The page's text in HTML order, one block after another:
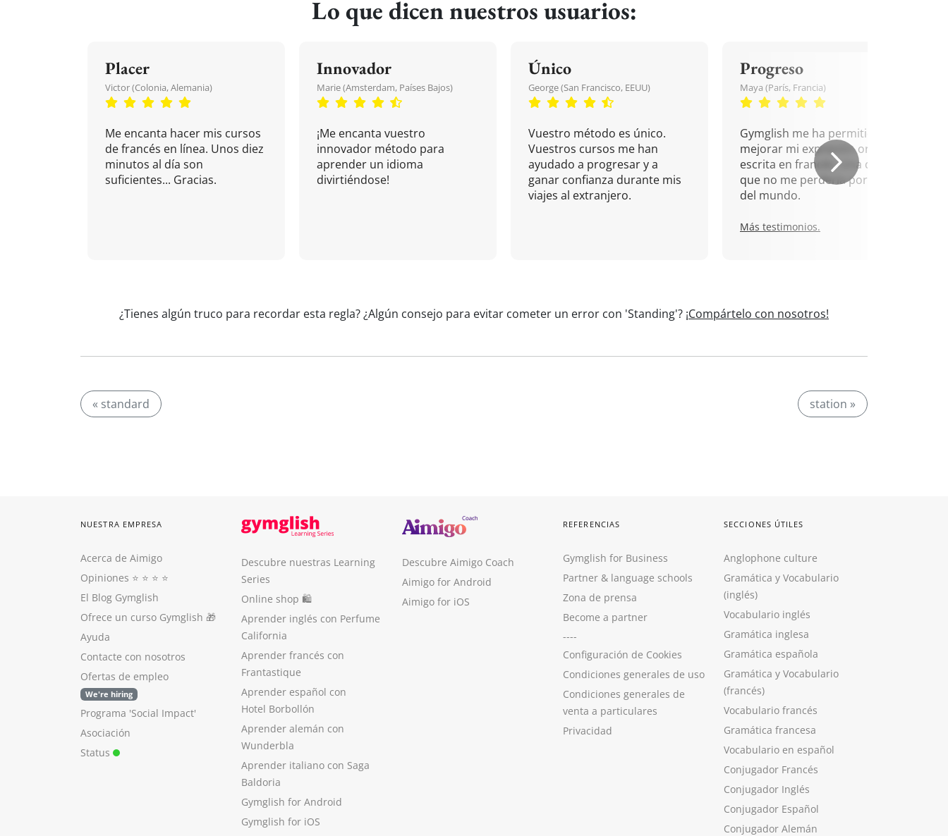
Lo que dicen nuestros usuarios:
Placer
Victor (Colonia, Alemania)
Me encanta hacer mis cursos
de francés en línea. Unos diez
minutos al día son
suficientes... Gracias.
Innovador
Marie (Amsterdam, Países Bajos)
¡Me encanta vuestro
innovador método para
aprender un idioma
divirtiéndose!
Único
George (San Francisco, EEUU)
Vuestro método es único.
Vuestros cursos me han
ayudado a progresar y a
ganar confianza durante mis
viajes al extranjero.
Progreso
Maya (París, Francia)
Gymglish me ha permitido
mejorar mi expresión oral y
escrita en francés. Una cita
que no me perdería por nada
del mundo.
Más testimonios.
¿Tienes algún truco para recordar esta regla? ¿Algún consejo para evitar cometer un error con 'Standing'? ¡Compártelo con nosotros!
« standard station »
NUESTRA EMPRESA
Acerca de Aimigo
Opiniones ⭐️ ⭐️ ⭐️ ⭐️
El Blog Gymglish
Ofrece un curso Gymglish 🎁
Ayuda
Contacte con nosotros
Ofertas de empleo
We're hiring
Programa 'Social Impact'
Asociación
Status
Descubre nuestras Learning
Series
Online shop 🛍
Aprender inglés con Perfume
California
Aprender francés con
Frantastique
Aprender español con
Hotel Borbollón
Aprender alemán con
Wunderbla
Aprender italiano con Saga
Baldoria
Gymglish for Android
Gymglish for iOS
Descubre Aimigo Coach
Aimigo for Android
Aimigo for iOS
REFERENCIAS
Gymglish for Business
Partner & language schools
Zona de prensa
Become a partner
----
Configuración de Cookies
Condiciones generales de uso
Condiciones generales de
venta a particulares
Privacidad
SECCIONES ÚTILES
Anglophone culture
Gramática y Vocabulario
(inglés)
Vocabulario inglés
Gramática inglesa
Gramática española
Gramática y Vocabulario
(francés)
Vocabulario francés
Gramática francesa
Vocabulario en español
Conjugador Francés
Conjugador Inglés
Conjugador Español
Conjugador Alemán